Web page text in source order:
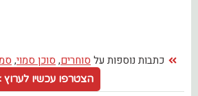
כתבות נוספות על סוחרים, סוכן סמוי,
הצטרפו עכשיו לערוץ